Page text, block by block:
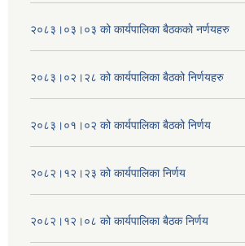
२०८३।०३।०३ को कार्यपालिका बैठकको नर्णयहरु
२०८३।०२।२८ को कार्यपालिका बैठको निर्णयहरु
२०८३।०१।०२ को कार्यपालिका बैठको निर्णय
२०८२।१२।२३ को कार्यपालिका निर्णय
२०८२।१२।०८ को कार्यपालिका बैठक निर्णय